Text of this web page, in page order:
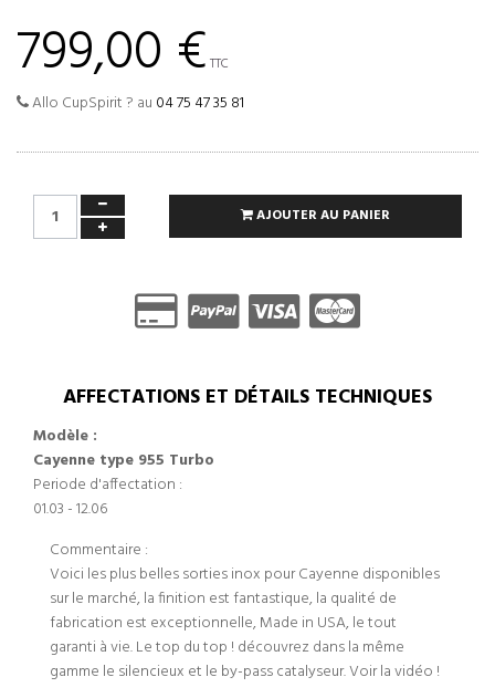
799,00 € TTC
Allo CupSpirit ? au 04 75 47 35 81
AJOUTER AU PANIER
AFFECTATIONS ET DÉTAILS TECHNIQUES
Modèle :
Cayenne type 955 Turbo
Periode d'affectation :
01.03 - 12.06
Commentaire :
Voici les plus belles sorties inox pour Cayenne disponibles
sur le marché, la finition est fantastique, la qualité de
fabrication est exceptionnelle, Made in USA, le tout
garanti à vie. Le top du top ! découvrez dans la même
gamme le silencieux et le by-pass catalyseur. Voir la vidéo !